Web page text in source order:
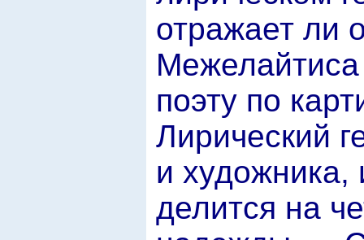
отражает ли
поэту по
Лирический
и художника,
делится на